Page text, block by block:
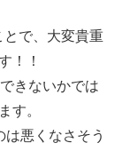
で、大変貴重
！！
きないかでは
す。
悪くなさそう